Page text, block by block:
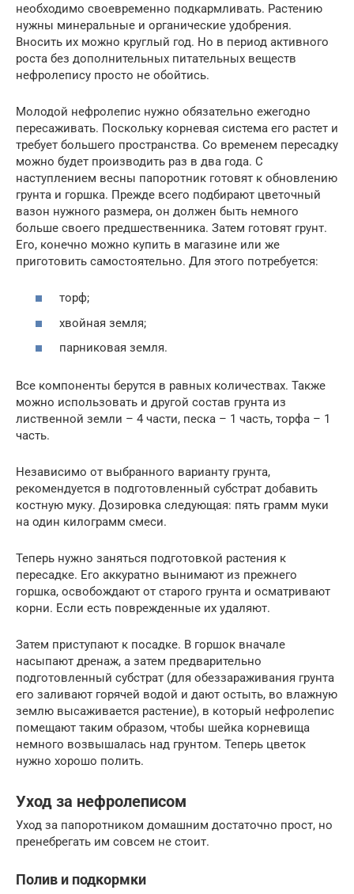
необходимо своевременно подкармливать. Растению
нужны минеральные и органические удобрения.
Вносить их можно круглый год. Но в период активного
роста без дополнительных питательных веществ
нефролепису просто не обойтись.
Молодой нефролепис нужно обязательно ежегодно
пересаживать. Поскольку корневая система его растет и
требует большего пространства. Со временем пересадку
можно будет производить раз в два года. С
наступлением весны папоротник готовят к обновлению
грунта и горшка. Прежде всего подбирают цветочный
вазон нужного размера, он должен быть немного
больше своего предшественника. Затем готовят грунт.
Его, конечно можно купить в магазине или же
приготовить самостоятельно. Для этого потребуется:
торф;
хвойная земля;
парниковая земля.
Все компоненты берутся в равных количествах. Также
можно использовать и другой состав грунта из
лиственной земли – 4 части, песка – 1 часть, торфа – 1
часть.
Независимо от выбранного варианту грунта,
рекомендуется в подготовленный субстрат добавить
костную муку. Дозировка следующая: пять грамм муки
на один килограмм смеси.
Теперь нужно заняться подготовкой растения к
пересадке. Его аккуратно вынимают из прежнего
горшка, освобождают от старого грунта и осматривают
корни. Если есть поврежденные их удаляют.
Затем приступают к посадке. В горшок вначале
насыпают дренаж, а затем предварительно
подготовленный субстрат (для обеззараживания грунта
его заливают горячей водой и дают остыть, во влажную
землю высаживается растение), в который нефролепис
помещают таким образом, чтобы шейка корневища
немного возвышалась над грунтом. Теперь цветок
нужно хорошо полить.
Уход за нефролеписом
Уход за папоротником домашним достаточно прост, но
пренебрегать им совсем не стоит.
Полив и подкормки